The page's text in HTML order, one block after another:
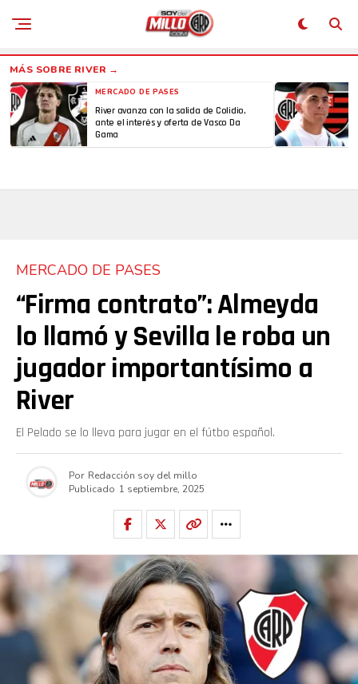
MERCADO DE PASES
River avanza con la salida de Colidio,
ante el interés y oferta de Vasco Da
Gama
MERCADO DE PASES
“Firma contrato”: Almeyda
lo llamó y Sevilla le roba un
jugador importantísimo a
River
El Pelado se lo lleva para jugar en el fútbo español.
Por Redacción soy del millo
Publicado 1 septiembre, 2025